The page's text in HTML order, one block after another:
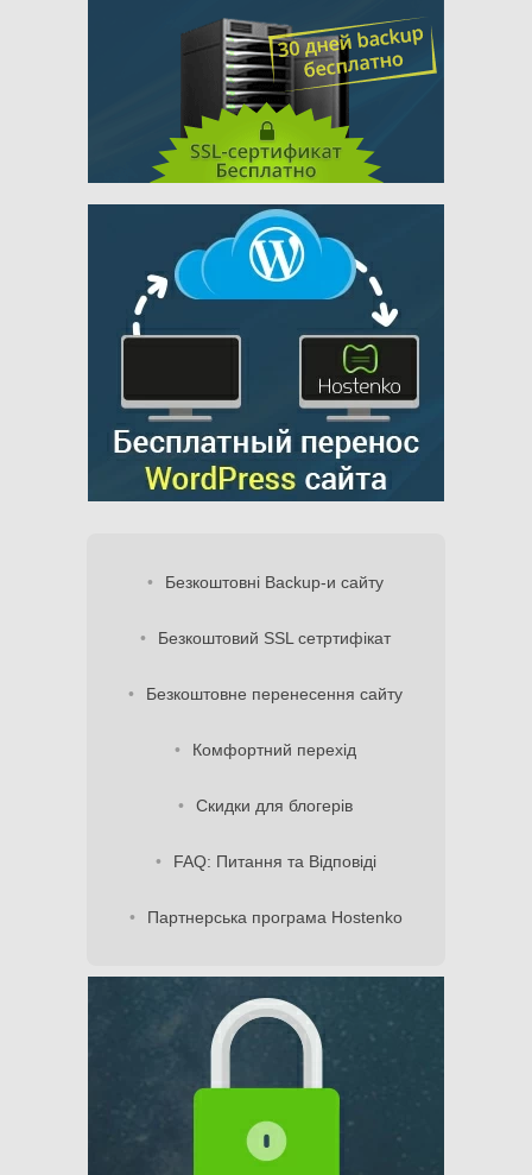
Безкоштовні Backup-и сайту
Безкоштовий SSL сетртифікат
Безкоштовне перенесення сайту
Комфортний перехід
Скидки для блогерів
FAQ: Питання та Відповіді
Партнерська програма Hostenko